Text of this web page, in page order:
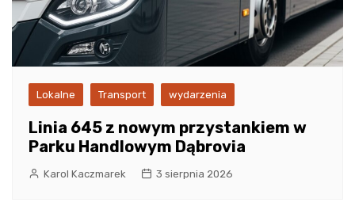
Lokalne Transport wydarzenia
Linia 645 z nowym przystankiem w
Parku Handlowym Dąbrovia
Karol Kaczmarek 3 sierpnia 2026